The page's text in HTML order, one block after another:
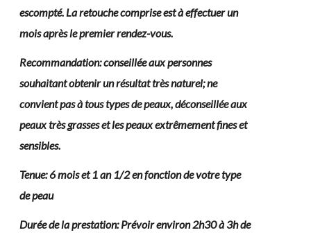
escompté. La retouche comprise est à effectuer un
mois après le premier rendez-vous.
Recommandation: conseillée aux personnes
souhaitant obtenir un résultat très naturel; ne
convient pas à tous types de peaux, déconseillée aux
peaux très grasses et les peaux extrêmement fines et
sensibles.
Tenue: 6 mois et 1 an 1/2 en fonction de votre type
de peau
Durée de la prestation: Prévoir environ 2h30 à 3h de